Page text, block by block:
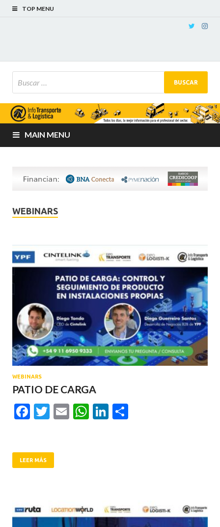
TOP MENU
MAIN MENU
WEBINARS
WEBINARS
PATIO DE CARGA
Facebook
Twitter
EmailWhatsApp
LinkedIn
LEER MÁS